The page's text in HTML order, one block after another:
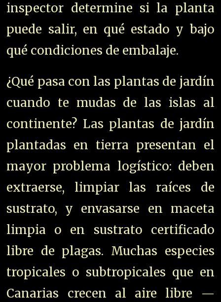
inspector determine si la planta
puede salir, en qué estado y bajo
qué condiciones de embalaje.
¿Qué pasa con las plantas de jardín
cuando te mudas de las islas al
continente? Las plantas de jardín
plantadas en tierra presentan el
mayor problema logístico: deben
extraerse, limpiar las raíces de
sustrato, y envasarse en maceta
limpia o en sustrato certificado
libre de plagas. Muchas especies
tropicales o subtropicales que en
Canarias crecen al aire libre —